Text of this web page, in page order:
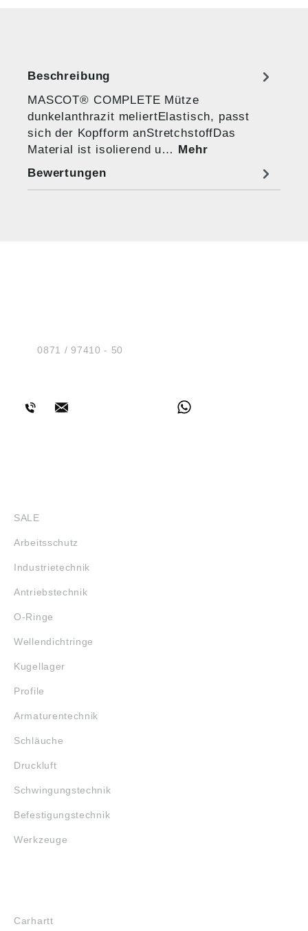
Beschreibung
MASCOT® COMPLETE Mütze
dunkelanthrazit meliertElastisch, passt
sich der Kopfform anStretchstoffDas
Material ist isolierend u… Mehr
Bewertungen
Tel.:0871 / 97410 - 50
SALE
Arbeitsschutz
Industrietechnik
Antriebstechnik
O-Ringe
Wellendichtringe
Kugellager
Profile
Armaturentechnik
Schläuche
Druckluft
Schwingungstechnik
Befestigungstechnik
Werkzeuge
Carhartt